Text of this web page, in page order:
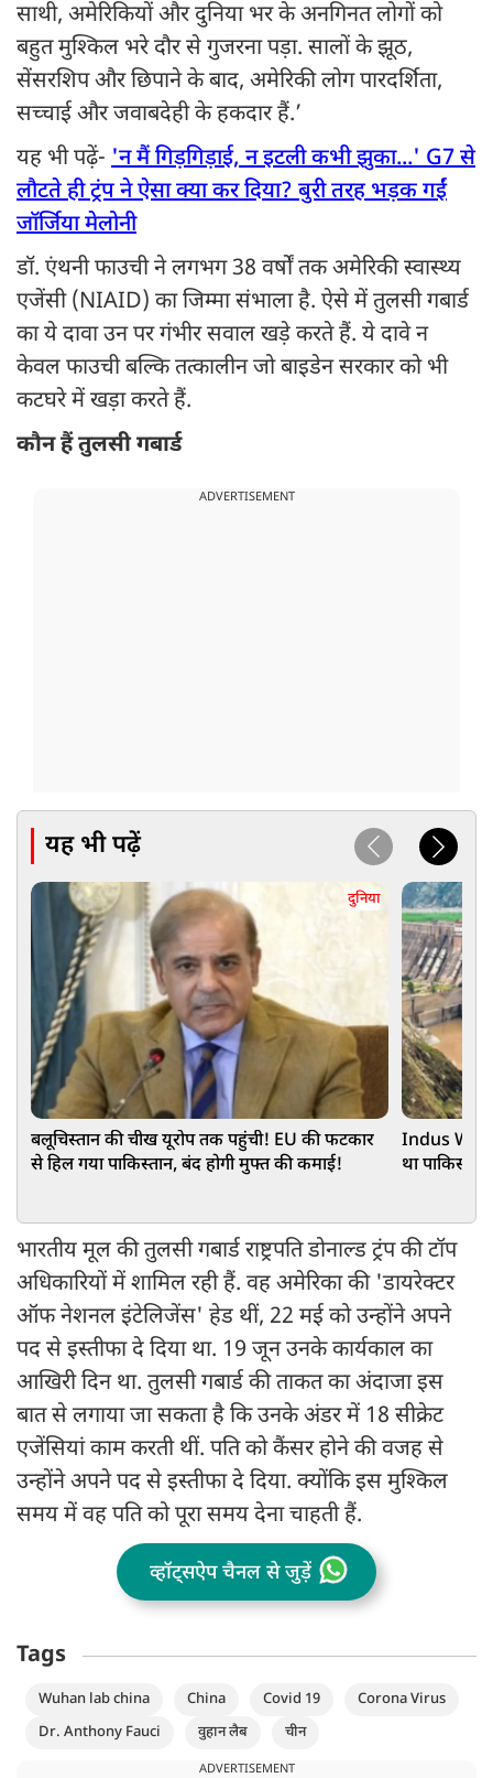
साथी, अमेरिकियों और दुनिया भर के अनगिनत लोगों को
बहुत मुश्किल भरे दौर से गुजरना पड़ा. सालों के झूठ,
सेंसरशिप और छिपाने के बाद, अमेरिकी लोग पारदर्शिता,
सच्चाई और जवाबदेही के हकदार हैं.’
यह भी पढ़ें- 'न मैं गिड़गिड़ाई, न इटली कभी झुका...' G7 से
लौटते ही ट्रंप ने ऐसा क्या कर दिया? बुरी तरह भड़क गईं
जॉर्जिया मेलोनी
डॉ. एंथनी फाउची ने लगभग 38 वर्षों तक अमेरिकी स्वास्थ्य
एजेंसी (NIAID) का जिम्मा संभाला है. ऐसे में तुलसी गबार्ड
का ये दावा उन पर गंभीर सवाल खड़े करते हैं. ये दावे न
केवल फाउची बल्कि तत्कालीन जो बाइडेन सरकार को भी
कटघरे में खड़ा करते हैं.
कौन हैं तुलसी गबार्ड
ADVERTISEMENT
यह भी पढ़ें
दुनिया
बलूचिस्तान की चीख यूरोप तक पहुंची! EU की फटकार
से हिल गया पाकिस्तान, बंद होगी मुफ्त की कमाई!
Indus
था
भारतीय मूल की तुलसी गबार्ड राष्ट्रपति डोनाल्ड ट्रंप की टॉप
अधिकारियों में शामिल रही हैं. वह अमेरिका की 'डायरेक्टर
ऑफ नेशनल इंटेलिजेंस' हेड थीं, 22 मई को उन्होंने अपने
पद से इस्तीफा दे दिया था. 19 जून उनके कार्यकाल का
आखिरी दिन था. तुलसी गबार्ड की ताकत का अंदाजा इस
बात से लगाया जा सकता है कि उनके अंडर में 18 सीक्रेट
एजेंसियां काम करती थीं. पति को कैंसर होने की वजह से
उन्होंने अपने पद से इस्तीफा दे दिया. क्योंकि इस मुश्किल
समय में वह पति को पूरा समय देना चाहती हैं.
व्हॉट्सऐप चैनल से जुड़ें
Tags
Wuhan lab china China Covid 19
Corona Virus
Dr. Anthony Fauci
वुहान लैब चीन
ADVERTISEMENT